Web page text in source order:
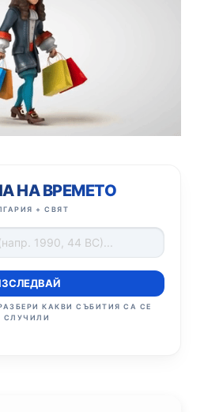
НА ВРЕМЕТО
+ СВЯТ
КАКВИ СЪБИТИЯ СА СЕ
СЛУЧИЛИ